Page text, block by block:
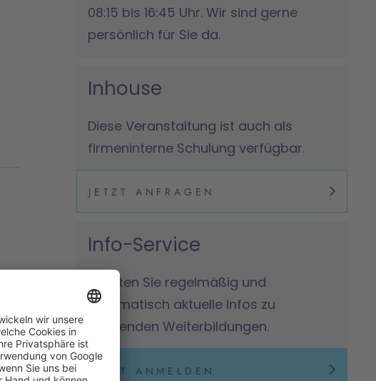
08:15 bis 16:45 Uhr. Wir sind gerne
persönlich für Sie da.
Inhouse
Diese Veranstaltung ist auch als
firmeninterne Schulung verfügbar.
JETZT ANFRAGEN
Info-Service
Erhalten Sie regelmäßig und
automatisch aktuelle Infos zu
passenden Weiterbildungen.
JETZT ANMELDEN